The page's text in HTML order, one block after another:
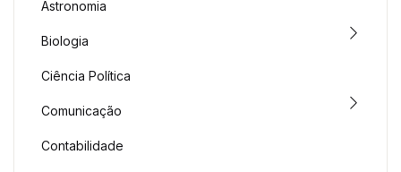
Astronomia
Biologia
Ciência Política
Comunicação
Contabilidade